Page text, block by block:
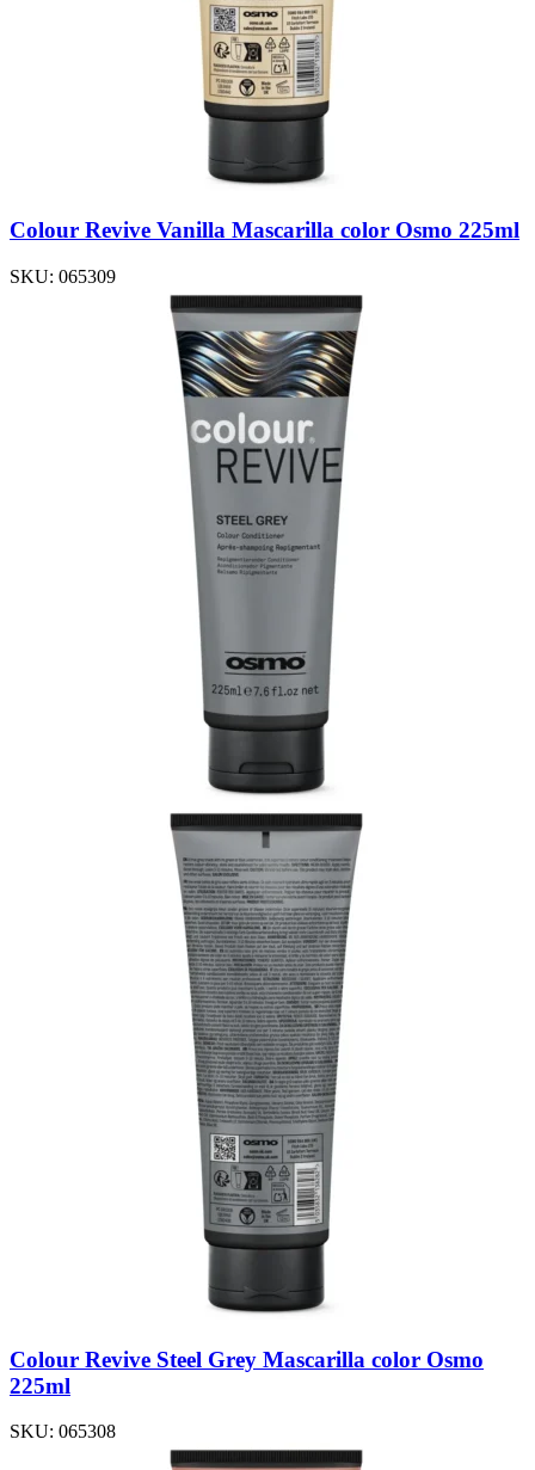
Colour Revive Vanilla Mascarilla color Osmo 225ml
SKU: 065309
Colour Revive Steel Grey Mascarilla color Osmo
225ml
SKU: 065308